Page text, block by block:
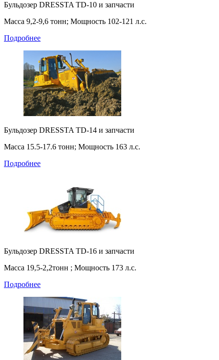
Бульдозер DRESSTA TD-10 и запчасти
Масса 9,2-9,6 тонн; Мощность 102-121 л.с.
Подробнее
Бульдозер DRESSTA TD-14 и запчасти
Масса 15.5-17.6 тонн; Мощность 163 л.с.
Подробнее
Бульдозер DRESSTA TD-16 и запчасти
Масса 19,5-2,2тонн ; Мощность 173 л.с.
Подробнее